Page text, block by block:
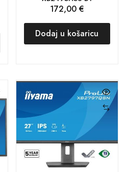
172,00 €
Dodaj u košaricu